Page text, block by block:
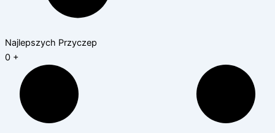
Najlepszych Przyczep
0 +